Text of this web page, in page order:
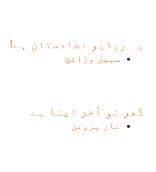
یہ ریڈیو تضادستان ہے!
سہیل وڑائچ
گھر تو آخر اپنا ہے
ناز پروین